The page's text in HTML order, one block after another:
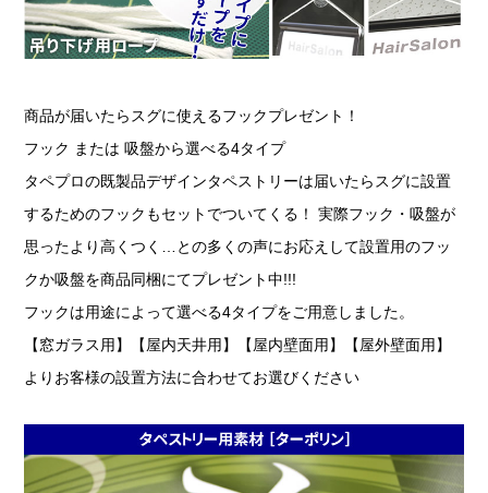
商品が届いたらスグに使えるフックプレゼント！
フック または 吸盤から選べる4タイプ
タペプロの既製品デザインタペストリーは届いたらスグに設置
するためのフックもセットでついてくる！ 実際フック・吸盤が
思ったより高くつく…との多くの声にお応えして設置用のフッ
クか吸盤を商品同梱にてプレゼント中!!!
フックは用途によって選べる4タイプをご用意しました。
【窓ガラス用】【屋内天井用】【屋内壁面用】【屋外壁面用】
よりお客様の設置方法に合わせてお選びください